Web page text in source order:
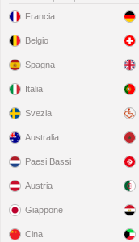
Francia
Belgio
Spagna
Italia
Svezia
Australia
Paesi Bassi
Austria
Giappone
Cina